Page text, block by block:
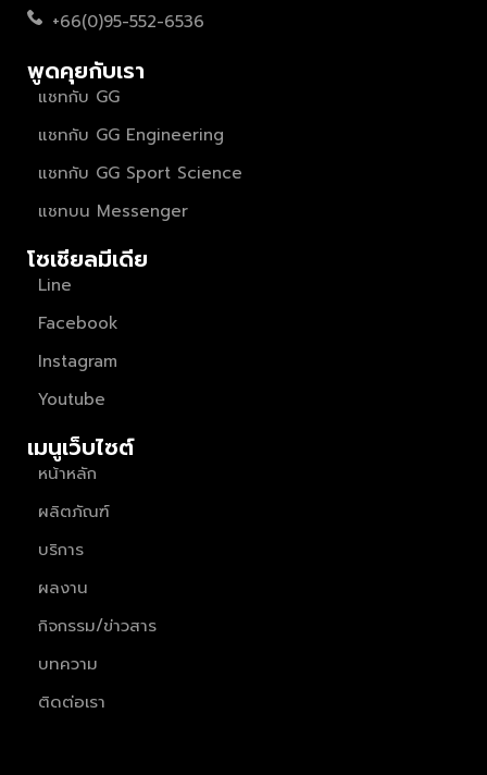
+66(0)95-552-6536
พูดคุยกับเรา
แชทกับ GG
แชทกับ GG Engineering
แชทกับ GG Sport Science
แชทบน Messenger
โซเชียลมีเดีย
Line
Facebook
Instagram
Youtube
เมนูเว็บไซต์
หน้าหลัก
ผลิตภัณฑ์
บริการ
ผลงาน
กิจกรรม/ข่าวสาร
บทความ
ติดต่อเรา